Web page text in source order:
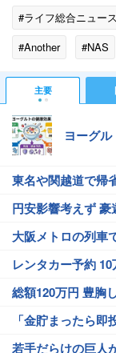
#ライフ総合ニュース
#Another
#NAS
主要
ヨーグ
東名や関越道で帰
円安影響考えず 豪
大阪メトロの列車
レンタカー予約
総額120万円 豊胸
「金貯まったら
若手だらけの巨人